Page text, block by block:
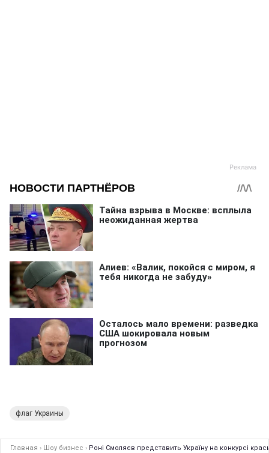
флаг Украины
Главная › Шоу бизнес › Роні Смоляєв представить Україну на конкурсі